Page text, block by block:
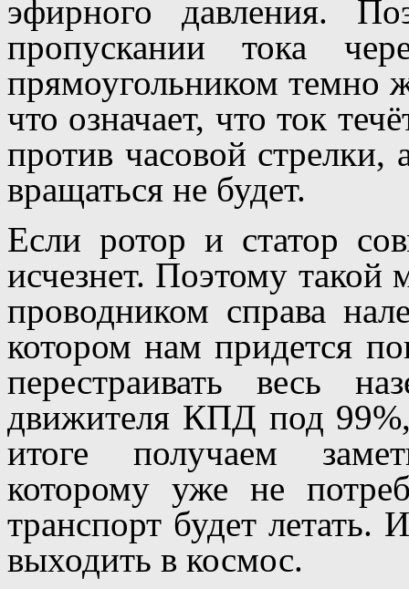
эфирного давления.
пропускании тока
прямоугольником темно
что означает, что ток
против часовой стрелки,
вращаться не будет.
Если ротор и статор
исчезнет. Поэтому такой
проводником справа
котором нам придется
перестраивать весь
движителя КПД под
итоге получаем
которому уже не
транспорт будет
выходить в космос.